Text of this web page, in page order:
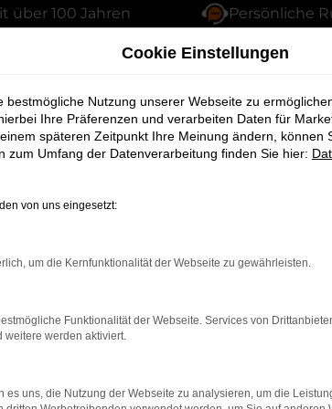
über 100 Jahren Persönliche
topgepflegten Fahrzeugen. Bei uns
Cookie Einstellungen
bestmögliche Nutzung unserer Webseite zu
Ihre Präferenzen und verarbeiten Daten für
späteren Zeitpunkt Ihre Meinung ändern, können
zum Umfang der Datenverarbeitung finden Sie hier:
von uns eingesetzt:
um die Kernfunktionalität der Webseite zu gewährleisten.
Funktionalität der Webseite. Services von
weitere werden aktiviert.
es uns, die Nutzung der Webseite zu analysieren, um die